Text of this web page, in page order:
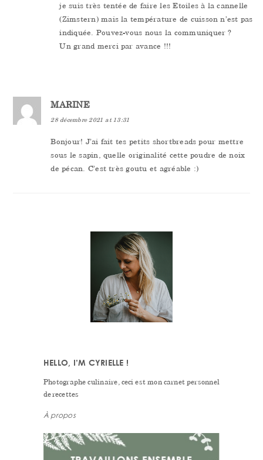
je suis très tentée de faire les Etoiles à la cannelle
(Zimstern) mais la température de cuisson n’est pas
indiquée. Pouvez-vous nous la communiquer ?
Un grand merci par avance !!!
MARINE
28 décembre 2021 at 13:31
Bonjour! J’ai fait tes petits shortbreads pour mettre
sous le sapin, quelle originalité cette poudre de noix
de pécan. C’est très goutu et agréable :)
HELLO, I’M CYRIELLE !
Photographe culinaire, ceci est mon carnet personnel
de recettes
À propos